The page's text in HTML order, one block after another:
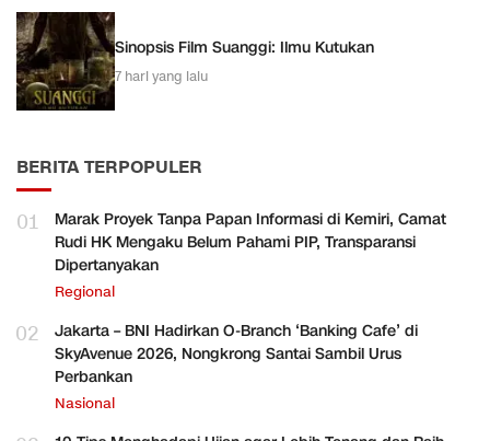
Sinopsis Film Suanggi: Ilmu Kutukan
7 hari yang lalu
BERITA TERPOPULER
01
Marak Proyek Tanpa Papan Informasi di Kemiri, Camat
Rudi HK Mengaku Belum Pahami PIP, Transparansi
Dipertanyakan
Regional
02
Jakarta – BNI Hadirkan O-Branch ‘Banking Cafe’ di
SkyAvenue 2026, Nongkrong Santai Sambil Urus
Perbankan
Nasional